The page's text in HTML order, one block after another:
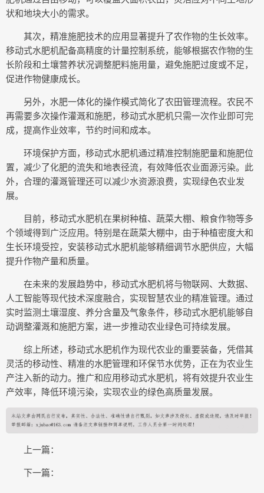
状和地块大小的需求。
其次，精准施肥技术的应用显著提升了农作物的生长效率。
移动式水肥机配备高精度的计量控制系统，能够根据农作物的生
长阶段和土壤营养状况调整肥料施用量，避免施肥过度或不足，
促进作物健康成长。
另外，水肥一体化的操作模式简化了农田管理流程。农民不
再需要多次操作灌溉和施肥，移动式水肥机只需一次作业即可完
成，提高作业效率，节约时间和成本。
环境保护方面，移动式水肥机通过精准控制施肥量和施肥位
置，减少了化肥的流失和地表径流，有效降低农业面源污染。此
外，合理的灌溉管理还可以减少水资源浪费，实现绿色农业发
展。
目前，移动式水肥机在果树种植、蔬菜大棚、粮食作物等多
个领域得到广泛应用。特别是在蔬菜大棚中，由于种植密度大和
生长环境受控，安装移动式水肥机能够精细调节水肥供应，大幅
提升作物产量和质量。
在未来的发展趋势中，移动式水肥机将与物联网、大数据、
人工智能等现代技术深度融合，实现智慧农业的精准管理。通过
实时监测土壤湿度、养分含量及气象条件，移动式水肥机能够自
动调整灌溉和施肥方案，进一步推动农业绿色可持续发展。
综上所述，移动式水肥机作为现代农业的重要装备，凭借其
灵活的移动性、精准的水肥管理和环保节水优势，正在为农业生
产注入新的动力。推广和应用移动式水肥机，将有效提升农业生
产效率，降低环境污染，实现农业的绿色高质量发展。
上一篇：
下一篇：